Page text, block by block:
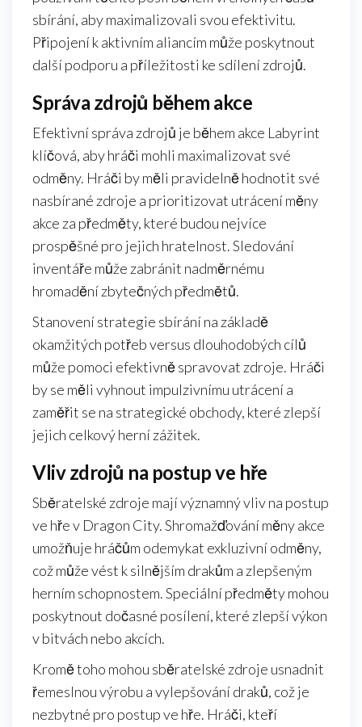
sbírání, aby maximalizovali svou efektivitu.
Připojení k aktivním aliancím může poskytnout
další podporu a příležitosti ke sdílení zdrojů.
Správa zdrojů během akce
Efektivní správa zdrojů je během akce Labyrint
klíčová, aby hráči mohli maximalizovat své
odměny. Hráči by měli pravidelně hodnotit své
nasbírané zdroje a prioritizovat utrácení měny
akce za předměty, které budou nejvíce
prospěšné pro jejich hratelnost. Sledování
inventáře může zabránit nadměrnému
hromadění zbytečných předmětů.
Stanovení strategie sbírání na základě
okamžitých potřeb versus dlouhodobých cílů
může pomoci efektivně spravovat zdroje. Hráči
by se měli vyhnout impulzivnímu utrácení a
zaměřit se na strategické obchody, které zlepší
jejich celkový herní zážitek.
Vliv zdrojů na postup ve hře
Sběratelské zdroje mají významný vliv na postup
ve hře v Dragon City. Shromažďování měny akce
umožňuje hráčům odemykat exkluzivní odměny,
což může vést k silnějším drakům a zlepšeným
herním schopnostem. Speciální předměty mohou
poskytnout dočasné posílení, které zlepší výkon
v bitvách nebo akcích.
Kromě toho mohou sběratelské zdroje usnadnit
řemeslnou výrobu a vylepšování draků, což je
nezbytné pro postup ve hře. Hráči, kteří